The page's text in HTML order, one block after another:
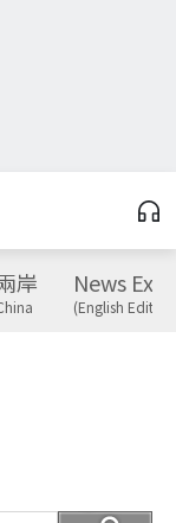
岸 News
(English